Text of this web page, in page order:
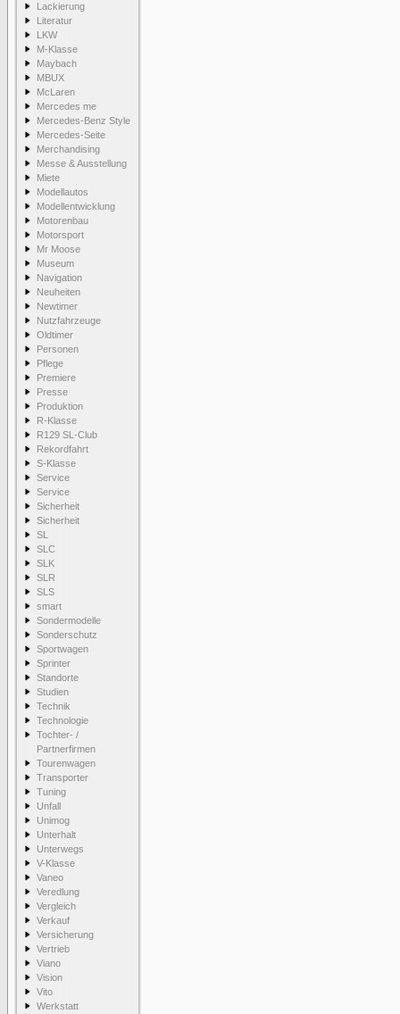
Lackierung
Literatur
LKW
M-Klasse
Maybach
MBUX
McLaren
Mercedes me
Mercedes-Benz Style
Mercedes-Seite
Merchandising
Messe & Ausstellung
Miete
Modellautos
Modellentwicklung
Motorenbau
Motorsport
Mr Moose
Museum
Navigation
Neuheiten
Newtimer
Nutzfahrzeuge
Oldtimer
Personen
Pflege
Premiere
Presse
Produktion
R-Klasse
R129 SL-Club
Rekordfahrt
S-Klasse
Service
Service
Sicherheit
Sicherheit
SL
SLC
SLK
SLR
SLS
smart
Sondermodelle
Sonderschutz
Sportwagen
Sprinter
Standorte
Studien
Technik
Technologie
Tochter- /
Partnerfirmen
Tourenwagen
Transporter
Tuning
Unfall
Unimog
Unterhalt
Unterwegs
V-Klasse
Vaneo
Veredlung
Vergleich
Verkauf
Versicherung
Vertrieb
Viano
Vision
Vito
Werkstatt